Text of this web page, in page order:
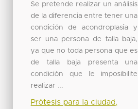
Se pretende realizar un análisis
de la diferencia entre tener una
condición de acondroplasia y
ser una persona de talla baja,
ya que no toda persona que es
de talla baja presenta una
condición que le imposibilite
realizar ...
Prótesis para la ciudad,